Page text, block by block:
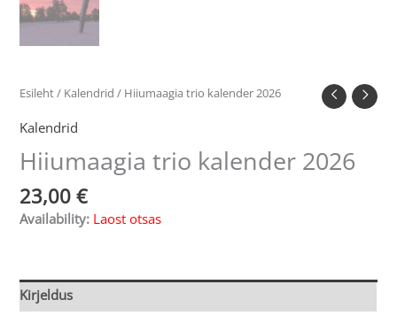
Esileht/ Kalendrid / Hiiumaagia trio kalender 2026
Kalendrid
Hiiumaagia trio kalender 2026
23,00€
Availability: Laost otsas
Kirjeldus